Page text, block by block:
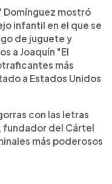
Domínguez mostró
infantil en el que se
de juguete y
a Joaquín "El
más
a Estados Unidos
con las letras
fundador del Cártel
más poderosos